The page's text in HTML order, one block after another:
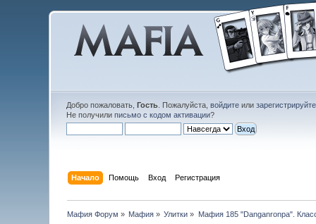
Добро пожаловать, Гость. Пожалуйста, войдитеили
Не получили письмо с кодом активации?
Начало Помощь Вход Регистрация
Мафия Форум » Мафия » Улитки » Мафия 185 "Danganronpa".